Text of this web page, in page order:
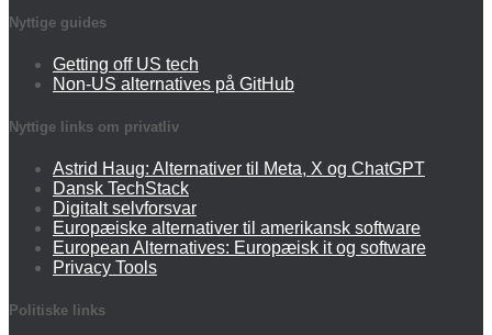
Nyttige guides
Getting off US tech
Non-US alternatives på GitHub
Nyttige links om privatliv
Astrid Haug: Alternativer til Meta, X og ChatGPT
Dansk TechStack
Digitalt selvforsvar
Europæiske alternativer til amerikansk software
European Alternatives: Europæisk it og software
Privacy Tools
Politiske links